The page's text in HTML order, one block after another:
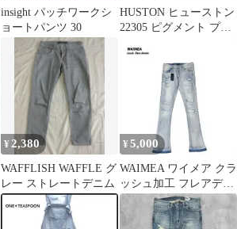
insight パッチワークシ
ョートパンツ 30
HUSTON ヒューストン
22305 ピグメント プリ
アメカジ 半袖 Tシャツ
¥2,380
WAFFLISH WAFFLE グ
レー ストレートデニム
¥ 5,000
WAIMEA ワイメア クラ
ッシュ加工 フレアデニ
ムパンツ 極美品 グラン